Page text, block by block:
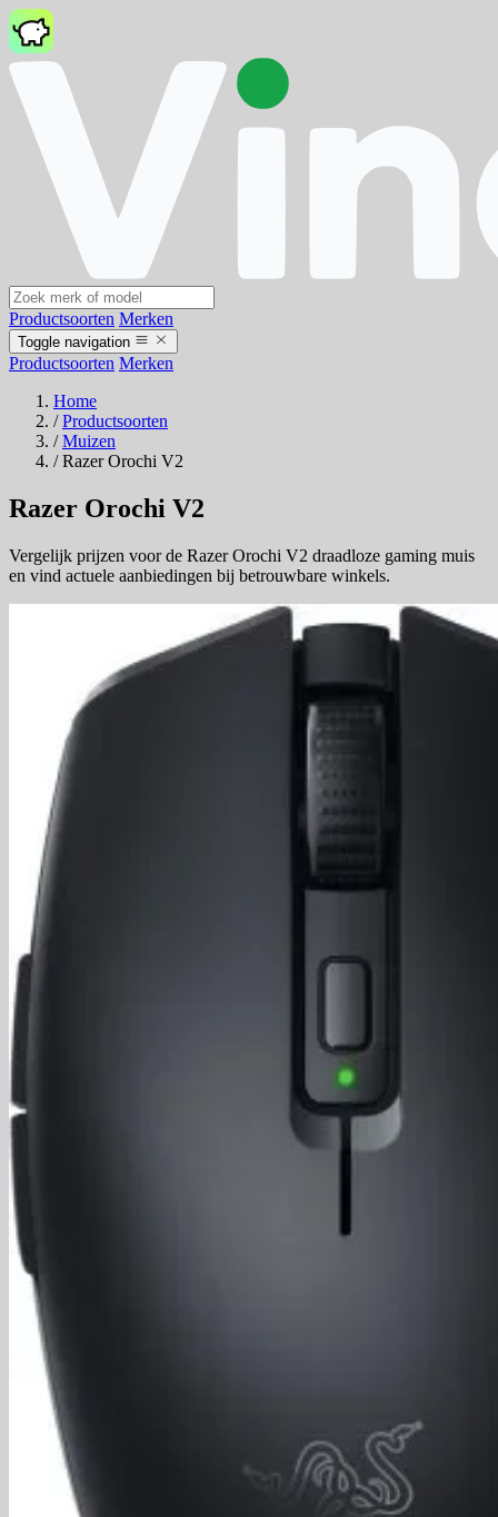
Productsoorten Merken
Toggle navigation
Productsoorten Merken
Home
/ Productsoorten
/ Muizen
/ Razer Orochi V2
Razer Orochi V2
Vergelijk prijzen voor de Razer Orochi V2 draadloze gaming muis
en vind actuele aanbiedingen bij betrouwbare winkels.